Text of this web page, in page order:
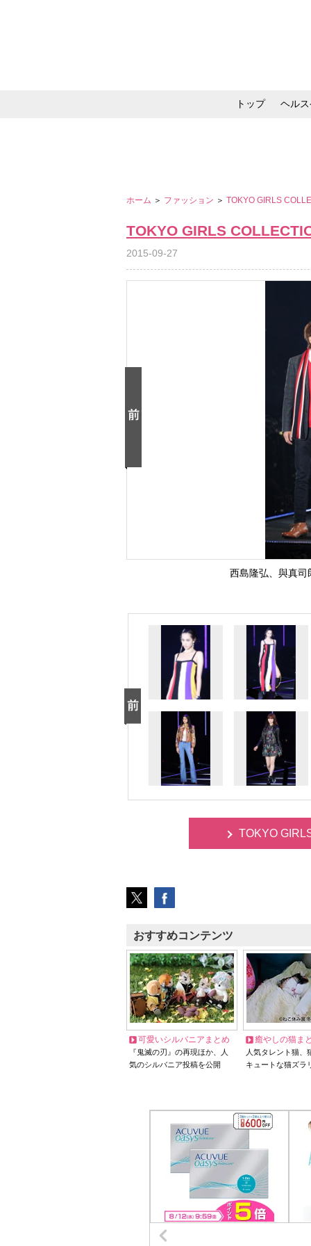
トップ ヘル
ホーム ＞ ファッション ＞ TOKYO GIRLS
TOKYO GIRLS
2015-09-27
西島隆弘、與真司
TOKYO
おすすめコンテンツ
可愛いシルバニアまとめ
『鬼滅の刃』の再現ほか、人
気のシルバニア投稿を公開
癒やしの猫ま
人気タレント猫
キュートな猫ズラ